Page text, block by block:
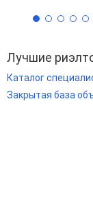
Лучшие
Каталог
Закрытая база